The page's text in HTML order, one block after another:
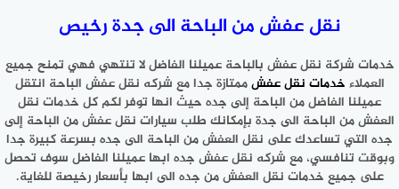
نقل عفش من الباحة الى جدة رخيص
خدمات شركة نقل عفش بالباحة عميلنا الفاضل لا تنتهي فهي تمنح جميع
العملاء خدمات نقل عفشممتازة جدا مع شركه نقل عفش الباحة انتقل
عميلنا الفاضل من الباحة إلى جده حيث انها توفر لكم كل خدمات نقل
العفش من الباحة الى جدة بإمكانك طلب سيارات نقل عفش من الباحة إلى
جده التي تساعدك على نقل العفش من الباحة الى جده بسرعة كبيرة جدا
وبوقت تنافسي، مع شركه نقل عفش جده ابها عميلنا الفاضل سوف تحصل
على جميع خدمات نقل العفش من جده الى ابها بأسعار رخيصة للغاية.